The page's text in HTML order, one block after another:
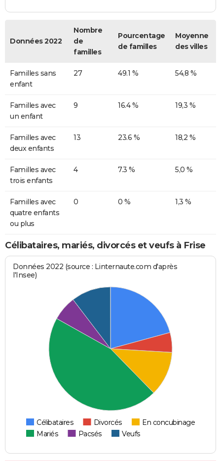
Données 2022
Nombre
de
familles
Pourcentage
de familles
Moyenne
des villes
Familles sans
enfant
27 49.1 % 54,8 %
Familles avec
un enfant
9 16.4 % 19,3 %
Familles avec
deux enfants
13 23.6 % 18,2 %
Familles avec
trois enfants
4 7.3 % 5,0 %
Familles avec
quatre enfants
ou plus
0 0 % 1,3 %
Célibataires, mariés, divorcés et veufs à Frise
Données 2022 (source : Linternaute.com d'après
l'Insee)
Célibataires Divorcés
En concubinage
Mariés
Pacsés Veufs